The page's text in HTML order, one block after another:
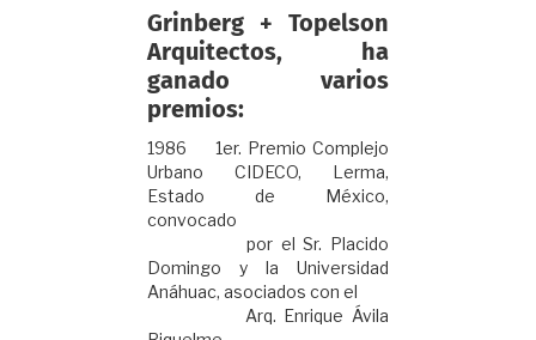
Grinberg + Topelson
Arquitectos, ha
ganado varios
premios:
1986 1er. Premio Complejo
Urbano CIDECO, Lerma,
Estado de México,
convocado
por el Sr. Placido
Domingo y la Universidad
Anáhuac, asociados con el
Arq. Enrique Ávila